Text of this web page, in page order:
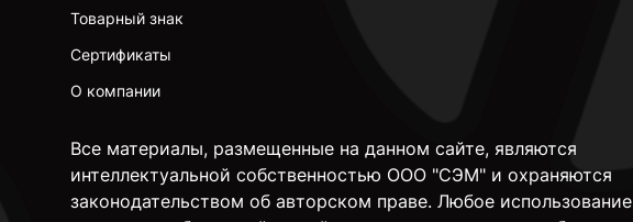
Товарный знак
Сертификаты
О компании
Все материалы, размещенные на данном сайте, являются
интеллектуальной собственностью ООО "СЭМ" и охраняются
законодательством об авторском праве. Любое использование